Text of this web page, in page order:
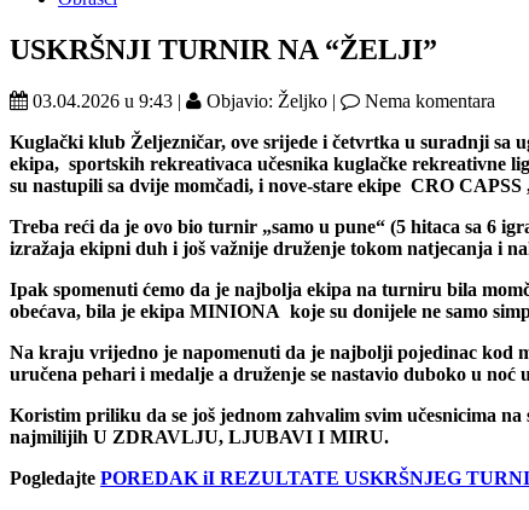
USKRŠNJI TURNIR NA “ŽELJI”
03.04.2026 u 9:43 | Objavio: Željko |
Nema komentara
Kuglački klub Željezničar, ove srijede i četvrtka u suradnji
ekipa, sportskih rekreativaca učesnika kuglačke rekreativne
su nastupili sa dvije momčadi, i nove-stare ekipe CRO
Treba reći da je ovo bio turnir „samo u pune“ (5 hitaca sa 6
izražaja ekipni duh i još važnije druženje tokom natjecanja i
Ipak spomenuti ćemo da je najbolja ekipa na turniru bila
obećava, bila je ekipa MINIONA koje su donijele ne samo
Na kraju vrijedno je napomenuti da je najbolji pojedinac
uručena pehari i medalje a druženje se nastavio duboko u
Koristim priliku da se još jednom zahvalim svim učesnicima
najmilijih U ZDRAVLJU, LJUBAVI I MIRU.
Pogledajte POREDAK iI REZULTATE USKRŠNJEG